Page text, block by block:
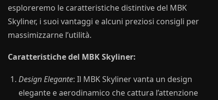
esploreremo le caratteristiche distintive del MBK
Skyliner, i suoi vantaggi e alcuni preziosi consigli per
massimizzarne l’utilità.
Caratteristiche del MBK Skyliner:
Design Elegante: Il MBK Skyliner vanta un design
elegante e aerodinamico che cattura l’attenzione